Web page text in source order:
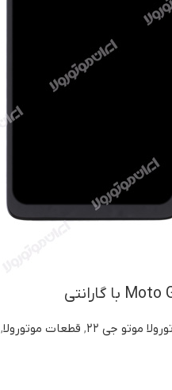
موتو جی ۲۲ , قطعات موتورولا,